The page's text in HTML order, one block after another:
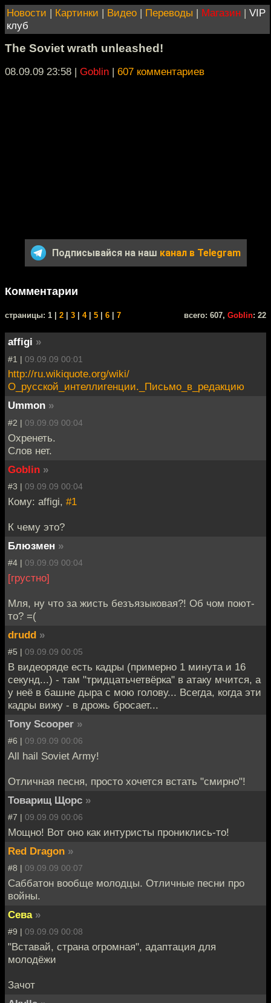
Новости | Картинки | Видео | Переводы | Магазин | VIP
клуб
The Soviet wrath unleashed!
08.09.09 23:58 | Goblin | 607 комментариев
Подписывайся на наш канал в Telegram
Комментарии
cтраницы: 1 | 2 3 4| 5 6 7 всего: 607, Goblin: 22
affigi »
#1 | 09.09.09 00:01
http://ru.wikiquote.org/wiki/
О_русской_интеллигенции._Письмо_в_редакцию
Ummon »
#2 | 09.09.09 00:04
Охренеть.
Слов нет.
Goblin »
#3 | 09.09.09 00:04
Кому: affigi, #1
К чему это?
Блюзмен »
#4 | 09.09.09 00:04
[грустно]
Мля, ну что за жисть безъязыковая?! Об чом поют-
то? =(
drudd »
#5 | 09.09.09 00:05
В видеоряде есть кадры (примерно 1 минута и 16
секунд...) - там "тридцатьчетвёрка" в атаку мчится, а
у неё в башне дыра с мою голову... Всегда, когда эти
кадры вижу - в дрожь бросает...
Tony Scooper »
#6 | 09.09.09 00:06
All hail Soviet Army!
Отличная песня, просто хочется встать "смирно"!
Товарищ Щорс »
#7 | 09.09.09 00:06
Мощно! Вот оно как интуристы прониклись-то!
Red Dragon »
#8 | 09.09.09 00:07
Саббатон вообще молодцы. Отличные песни про
войны.
Сева »
#9 | 09.09.09 00:08
"Вставай, страна огромная", адаптация для
молодёжи
Зачот